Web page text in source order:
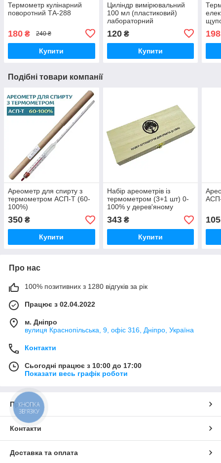
Термометр кулінарний
поворотний ТА-288
180 ₴ 240 ₴
Купити
Циліндр вимірювальний
100 мл (пластиковий)
лабораторний
120₴
Купити
198
Подібні товари компанії
Ареометр для спирту з
термометром АСП-Т (60-
100%)
350 ₴
Купити
Набір ареометрів із
термометром (3+1 шт) 0-
100% у дерев'яному
футлярі
343₴
Купити
105
Про нас
100% позитивних з 1280 відгуків за рік
Працює з 02.04.2022
м. Дніпро
вулиця Краснопільська, 9, офіс 316, Дніпро, Україна
Контакти
Сьогодні працює з 10:00 до 17:00
Показати весь графік роботи
Про нас
Контакти
Доставка та оплата
КНОПКА
ЗВ'ЯЗКУ